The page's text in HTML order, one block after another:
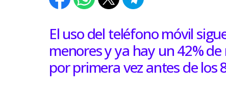
El uso del teléfono móvil
menores y ya hay un 42%
por primera vez antes de los